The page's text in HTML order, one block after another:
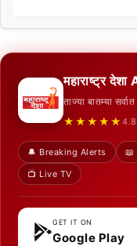
महाराष्ट्र
ताज्या बातम्या
★★★★★
🔔 Breaking Alerts 📖
📺 Live TV
GET IT ON
Google Play